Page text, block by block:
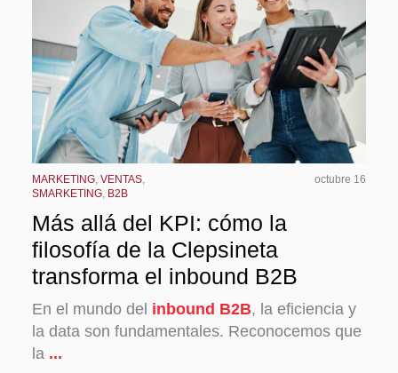
MARKETING, VENTAS,
SMARKETING, B2B
octubre 16
Más allá del KPI: cómo la
filosofía de la Clepsineta
transforma el inbound B2B
En el mundo del inbound B2B, la eficiencia y
la data son fundamentales. Reconocemos que
la ...